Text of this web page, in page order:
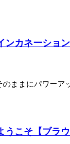
ンカネーショ
のままにパワーア
うこそ【ブラウ